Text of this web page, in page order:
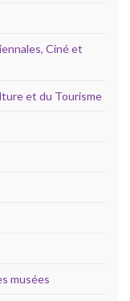
Ciné et
et du Tourisme
musées